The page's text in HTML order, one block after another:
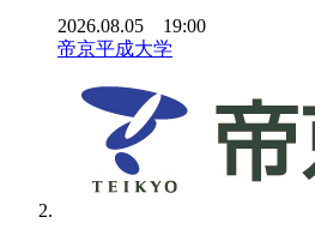
2026.08.05 19:00
帝京平成大学